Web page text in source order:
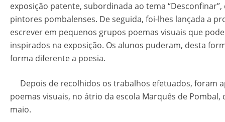
exposição patente, subordinada ao tema
pintores pombalenses. De seguida, foi-lhes lançada a
escrever em pequenos grupos poemas visuais que
inspirados na exposição. Os alunos puderam, desta
forma diferente a poesia.
Depois de recolhidos os trabalhos efetuados, foram
poemas visuais, no átrio da escola Marquês de Pombal,
maio.